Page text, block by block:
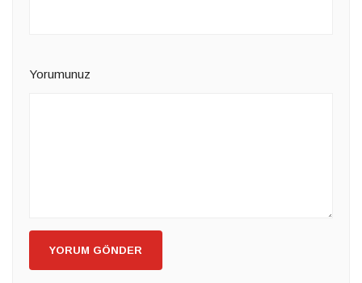
Yorumunuz
YORUM GÖNDER